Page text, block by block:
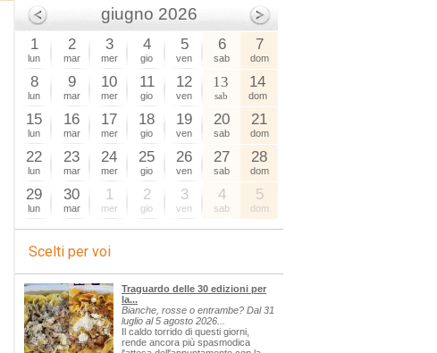
giugno 2026
1
lun
2
mar
3
mer
4
gio
5
ven
6
sab
7
dom
8
lun
9
mar
10
mer
11
gio
12
ven
13
sab
14
dom
15
lun
16
mar
17
mer
18
gio
19
ven
20
sab
21
dom
22
lun
23
mar
24
mer
25
gio
26
ven
27
sab
28
dom
29
lun
30
mar
1
mer
2
gio
3
ven
4
sab
5
dom
Scelti per voi
Traguardo delle 30 edizioni per
la...
Bianche, rosse o entrambe? Dal 31
luglio al 5 agosto 2026...
Il caldo torrido di questi giorni,
rende ancora più spasmodica